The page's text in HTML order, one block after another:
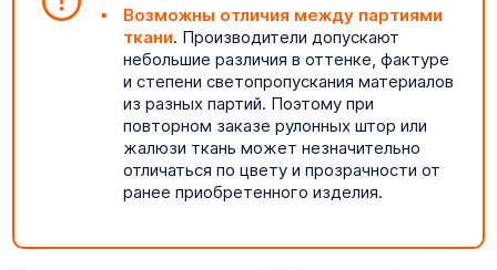
Возможны отличия между партиями
ткани. Производители допускают
небольшие различия в оттенке, фактуре
и степени светопропускания материалов
из разных партий. Поэтому при
повторном заказе рулонных штор или
жалюзи ткань может незначительно
отличаться по цвету и прозрачности от
ранее приобретенного изделия.